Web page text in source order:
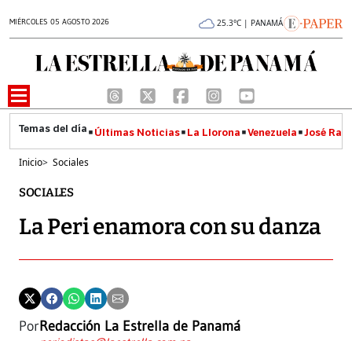
MIÉRCOLES 05 AGOSTO 2026 25.3°C | PANAMÁ
Últimas Noticias La Llorona Venezuela José
Inicio> Sociales
SOCIALES
La Peri enamora con su danza
PorRedacción La Estrella de Panamá